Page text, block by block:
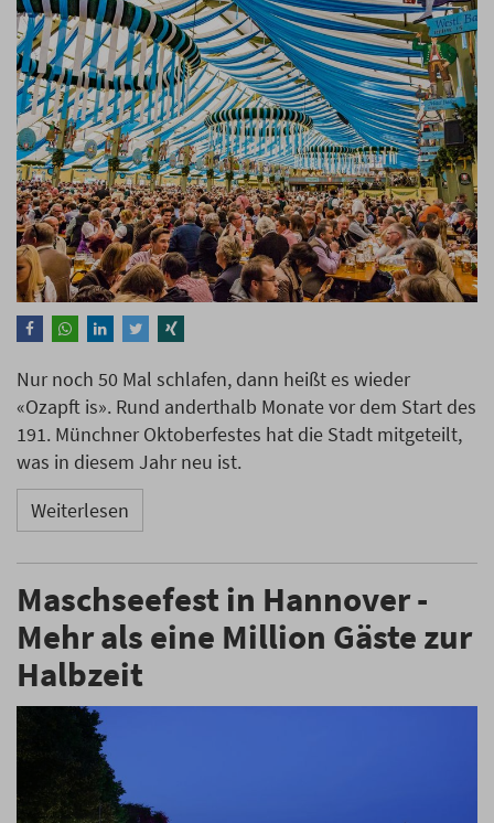
Nur noch 50 Mal schlafen, dann heißt es wieder
«Ozapft is». Rund anderthalb Monate vor dem Start des
191. Münchner Oktoberfestes hat die Stadt mitgeteilt,
was in diesem Jahr neu ist.
Weiterlesen
Maschseefest in Hannover -
Mehr als eine Million Gäste zur
Halbzeit